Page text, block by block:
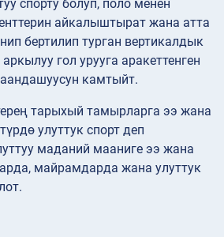
спорту болуп, поло менен
айкалыштырат жана атта
бертилип турган вертикалдык
гол урууга аракеттенген
камтыйт.
тарыхый тамырларга ээ жана
улуттук спорт деп
маданий мааниге ээ жана
майрамдарда жана улуттук